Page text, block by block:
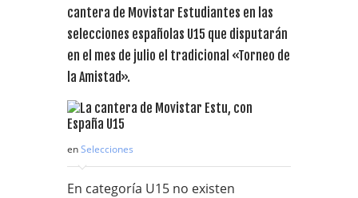
cantera de Movistar Estudiantes en las
selecciones españolas U15 que disputarán
en el mes de julio el tradicional «Torneo de
la Amistad».
enSelecciones
En categoría U15 no existen